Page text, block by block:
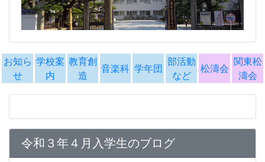
お知ら
せ
学校案
内
教育創
造
音楽科 学年団
部活動
など
松濤会
関東松
濤会
令和３年４月入学生のブログ